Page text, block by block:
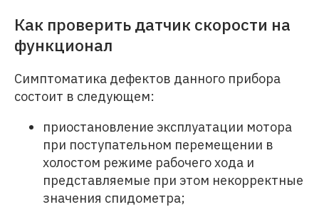
Как проверить датчик скорости на
функционал
Симптоматика дефектов данного прибора
состоит в следующем:
приостановление эксплуатации мотора
при поступательном перемещении в
холостом режиме рабочего хода и
представляемые при этом некорректные
значения спидометра;